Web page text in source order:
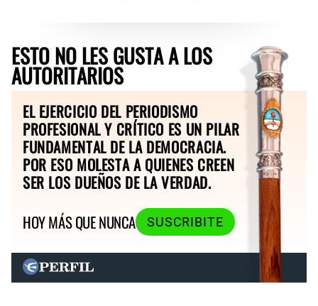
ESTO NO LES GUSTA A LOS
AUTORITARIOS
EL EJERCICIO DEL PERIODISMO
PROFESIONAL Y CRÍTICO ES UN PILAR
FUNDAMENTAL DE LA DEMOCRACIA.
POR ESO MOLESTA A QUIENES CREEN
SER LOS DUEÑOS DE LA VERDAD.
HOY MÁS QUE NUNCA
SUSCRIBITE